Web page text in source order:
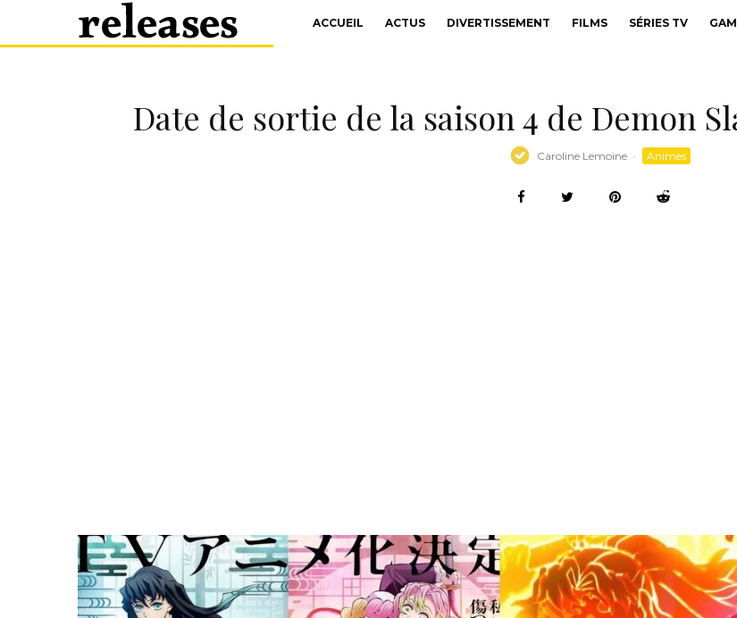
ACCUEIL ACTUS DIVERTISSEMENT FILMS SÉRIES TV
Date de sortie de la saison 4 de Demon
Caroline Lemoine · Animes